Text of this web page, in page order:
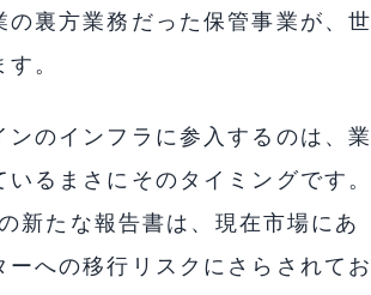
裏方業務だった保管事業が、世
。
のインフラに参入するのは、業
るまさにそのタイミングです。
新たな報告書は、現在市場にあ
への移行リスクにさらされてお